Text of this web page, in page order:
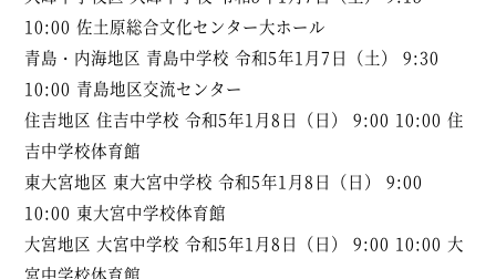
10:00 佐土原総合文化センター大ホール
青島・内海地区 青島中学校 令和5年1月7日（土） 9:30
10:00 青島地区交流センター
住吉地区 住吉中学校 令和5年1月8日（日） 9:00 10:00 住
吉中学校体育館
東大宮地区 東大宮中学校 令和5年1月8日（日） 9:00
10:00 東大宮中学校体育館
大宮地区 大宮中学校 令和5年1月8日（日） 9:00 10:00 大
宮中学校体育館